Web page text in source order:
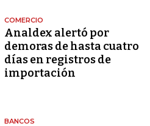
COMERCIO
Analdex alertó por
demoras de hasta cuatro
días en registros de
importación
BANCOS